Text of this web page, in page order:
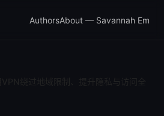
AuthorsAbout — Savannah Em